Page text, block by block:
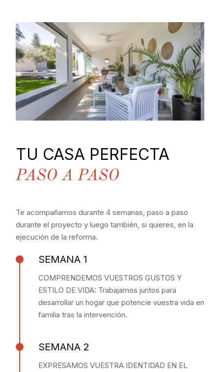
TU CASA PERFECTA
PASO A PASO
Te acompañamos durante 4 semanas, paso a paso
durante el proyecto y luego también, si quieres, en la
ejecución de la reforma.
SEMANA 1
COMPRENDEMOS VUESTROS GUSTOS Y
ESTILO DE VIDA: Trabajamos juntos para
desarrollar un hogar que potencie vuestra vida en
familia tras la intervención.
SEMANA 2
EXPRESAMOS VUESTRA IDENTIDAD EN EL